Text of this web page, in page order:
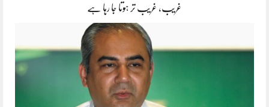
غریب، غریب تر ہوتا جا رہا ہے